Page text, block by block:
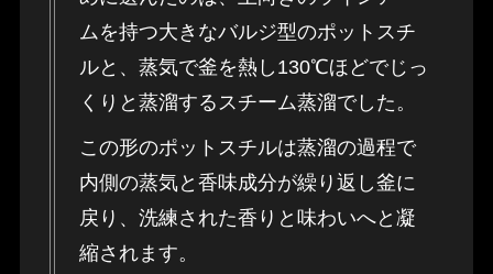
ムを持つ大きなバルジ型のポットスチ
ルと、蒸気で釜を熱し130℃ほどでじっ
くりと蒸溜するスチーム蒸溜でした。
この形のポットスチルは蒸溜の過程で
内側の蒸気と香味成分が繰り返し釜に
戻り、洗練された香りと味わいへと凝
縮されます。